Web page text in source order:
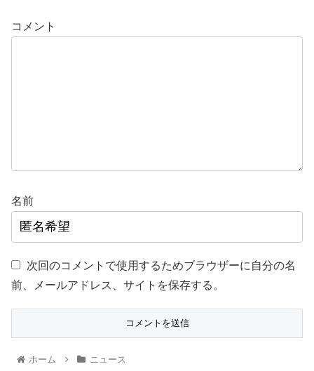
コメント
名前
次回のコメントで使用するためブラウザーに自分の名
前、メールアドレス、サイトを保存する。
ホーム ニュース